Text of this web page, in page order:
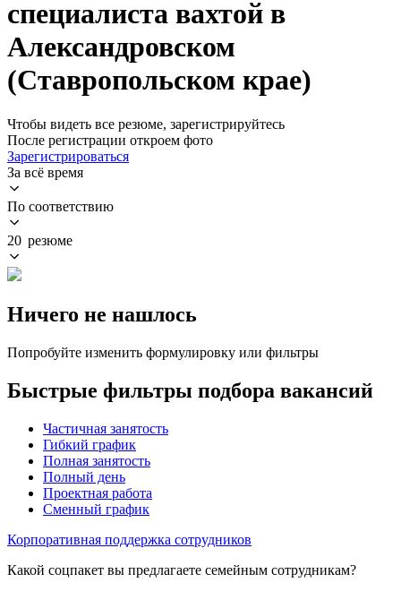
специалиста вахтой в
Александровском
(Ставропольском крае)
Чтобы видеть все резюме, зарегистрируйтесь
После регистрации откроем фото
Зарегистрироваться
За всё время
По соответствию
20 резюме
Ничего не нашлось
Попробуйте изменить формулировку или фильтры
Быстрые фильтры подбора вакансий
Частичная занятость
Гибкий график
Полная занятость
Полный день
Проектная работа
Сменный график
Корпоративная поддержка сотрудников
Какой соцпакет вы предлагаете семейным сотрудникам?